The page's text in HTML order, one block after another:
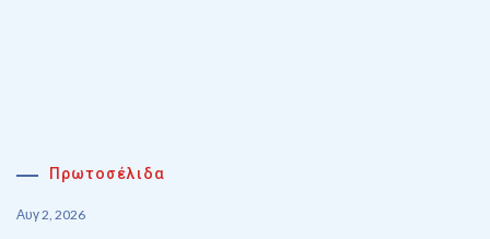
Πρωτοσέλιδα
Αυγ 2, 2026